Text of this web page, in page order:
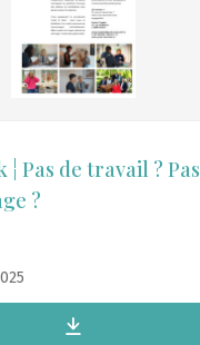
Pas de travail ? Pas
?